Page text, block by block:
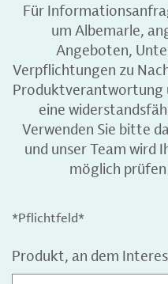
Für
um Albemarle,
Angeboten,
Verpflichtungen zu
Produktverantwortung
eine
Verwenden Sie bitte
und unser Team wird
möglich
*Pflichtfeld*
Produkt, an dem